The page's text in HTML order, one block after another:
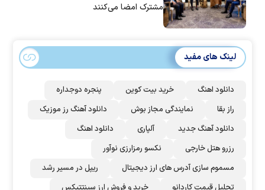
مشترک امضا می‌کنند
لینک های مفید
دانلود اهنگ خرید بیت کوین
پنجره دوجداره
راز بقا
نمایندگی مجاز بوش
دانلود آهنگ رز‌ موزیک
دانلود آهنگ جدید
آلپاری
دانلود اهنگ
رزرو هتل خارجی
نکسو رمزارزی نوآور
مسموم سازی آدرس های ارز دیجیتال
ریپل در مسیر رشد
تحلیل قیمت کاردانو
خرید و فروش ارز سینتتیکس